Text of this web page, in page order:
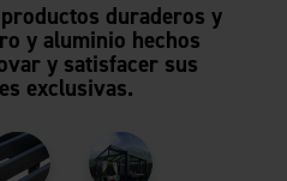
duraderos y
y aluminio hechos
y satisfacer sus
exclusivas.